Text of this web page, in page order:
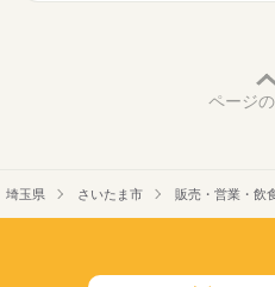
ページ
埼玉県 さいたま市 販売・営業・飲